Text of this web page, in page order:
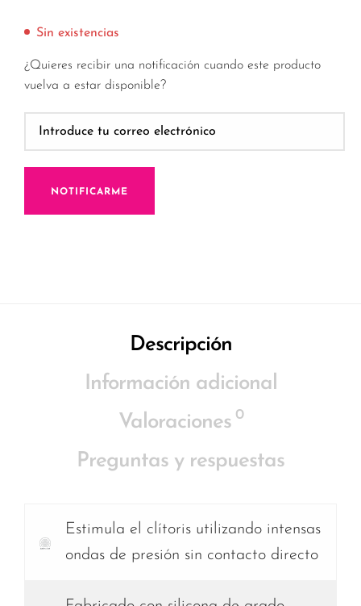
Sin existencias
¿Quieres recibir una notificación cuando este producto
vuelva a estar disponible?
NOTIFICARME
Descripción
Información adicional
Valoraciones 0
Preguntas y respuestas
Estimula el clítoris utilizando intensas
ondas de presión sin contacto directo